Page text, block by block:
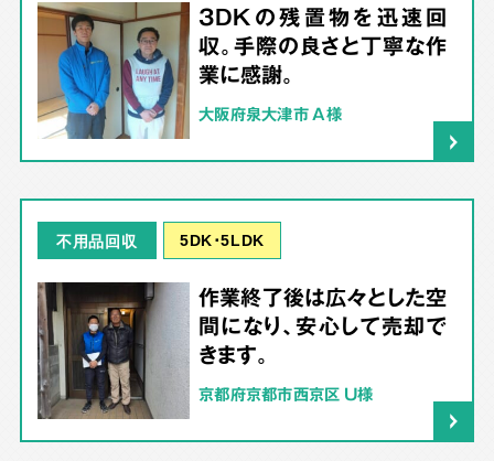
3DKの残置物を迅速回
収。手際の良さと丁寧な作
業に感謝。
大阪府泉大津市 A様
不用品回収 5DK･5LDK
作業終了後は広々とした空
間になり、安心して売却で
きます。
京都府京都市西京区 U様